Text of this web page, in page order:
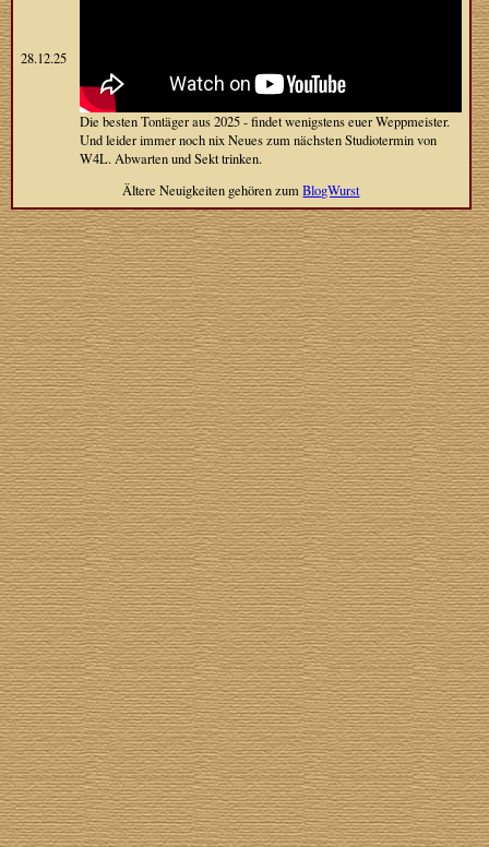
28.12.25
Die besten Tontäger aus 2025 - findet wenigstens euer Weppmeister.
Und leider immer noch nix Neues zum nächsten Studiotermin von
W4L. Abwarten und Sekt trinken.
Ältere Neuigkeiten gehören zumBlogWurst